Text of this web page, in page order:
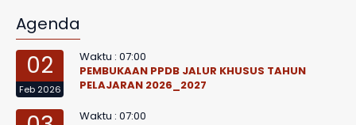
Agenda
02
Feb 2026
Waktu : 07:00
PEMBUKAAN PPDB JALUR KHUSUS TAHUN
PELAJARAN 2026_2027
Waktu : 07:00